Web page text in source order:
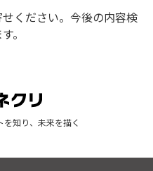
ください。今後の内容検
。
知り、未来を描く